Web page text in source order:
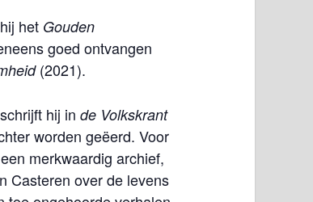
het Gouden
goed ontvangen
(2021).
hij in de Volkskrant
worden geëerd. Voor
merkwaardig archief,
Casteren over de levens